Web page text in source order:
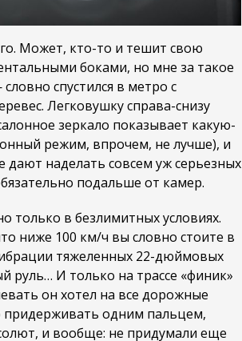
Может, кто-то и тешит свою
боками, но мне за такое
спустился в метро с
Легковушку справа-снизу
зеркало показывает какую-
режим, впрочем, не лучше), и
дают наделать совсем уж серьезных
подальше от камер.
только в безлимитных условиях.
ниже 100 км/ч вы словно стоите в
тяжеленных 22-дюймовых
руль… И только на трассе «финик»
он хотел на все дорожные
одним пальцем,
и вообще: не придумали еще